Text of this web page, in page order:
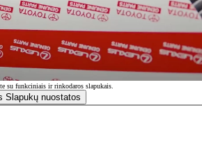
su funkciniais ir rinkodaros slapukais.
Slapukų nuostatos